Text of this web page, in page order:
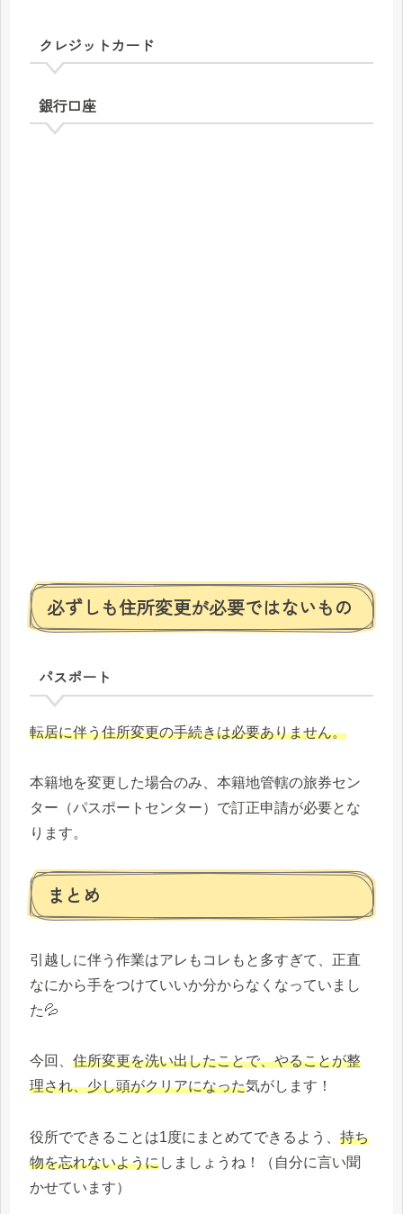
クレジットカード
銀行口座
必ずしも住所変更が必要ではないもの
パスポート
転居に伴う住所変更の手続きは必要ありません。
本籍地を変更した場合のみ、本籍地管轄の旅券セン
ター（パスポートセンター）で訂正申請が必要とな
ります。
まとめ
引越しに伴う作業はアレもコレもと多すぎて、正直
なにから手をつけていいか分からなくなっていまし
た💦
今回、 住所変更を洗い出したことで、やることが整
理され、少し頭がクリアになった気がします！
役所でできることは1度にまとめてできるよう、 持ち
物を忘れないようにしましょうね！（自分に言い聞
かせています）